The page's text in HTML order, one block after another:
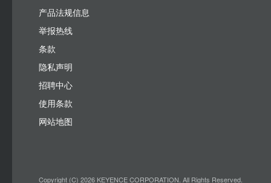
产品法规信息
举报热线
条款
隐私声明
招聘中心
使用条款
网站地图
Copyright (C) 2026 KEYENCE CORPORATION. All Rights Reserved.